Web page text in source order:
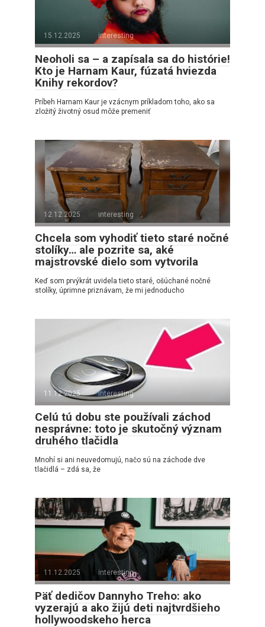
15.12.2025 interesting
Neoholi sa – a zapísala sa do histórie!
Kto je Harnam Kaur, fúzatá hviezda
Knihy rekordov?
Príbeh Harnam Kaur je vzácnym príkladom toho, ako sa
zložitý životný osud môže premeniť
12.12.2025 interesting
Chcela som vyhodiť tieto staré nočné
stolíky… ale pozrite sa, aké
majstrovské dielo som vytvorila
Keď som prvýkrát uvidela tieto staré, ošúchané nočné
stolíky, úprimne priznávam, že mi jednoducho
11.12.2025 interesting
Celú tú dobu ste používali záchod
nesprávne: toto je skutočný význam
druhého tlačidla
Mnohí si ani neuvedomujú, načo sú na záchode dve
tlačidlá – zdá sa, že
11.12.2025 interesting
Päť dedičov Dannyho Treho: ako
vyzerajú a ako žijú deti najtvrdšieho
hollywoodskeho herca